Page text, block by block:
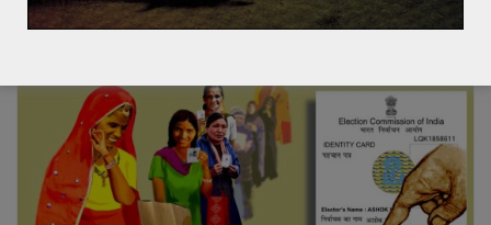
Read More